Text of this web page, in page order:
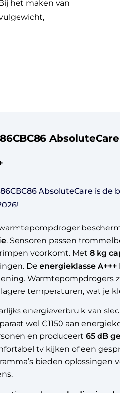
het maken van
AbsoluteCare
AbsoluteCare is
warmtepompdroger
. Sensoren passen
voorkomt. Met 8 kg
De energieklasse A+++
Warmtepompdrogers
temperaturen, wat je
energieverbruik van
wel €1150 aan
en produceert 65 dB
tv kijken of een
bieden oplossingen